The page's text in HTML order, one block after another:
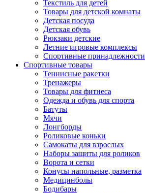
Текстиль для детей
Товары для детской комнаты
Детская посуда
Детская обувь
Рюкзаки детские
Летние игровые комплексы
Спортивные принадлежности
Спортивные товары
Теннисные ракетки
Тренажеры
Товары для фитнеса
Одежда и обувь для спорта
Батуты
Мячи
Лонгборды
Роликовые коньки
Самокаты для взрослых
Наборы защиты для роликов
Ворота и сетки
Конусы напольные, разметка
Медицинболы
Бодибары